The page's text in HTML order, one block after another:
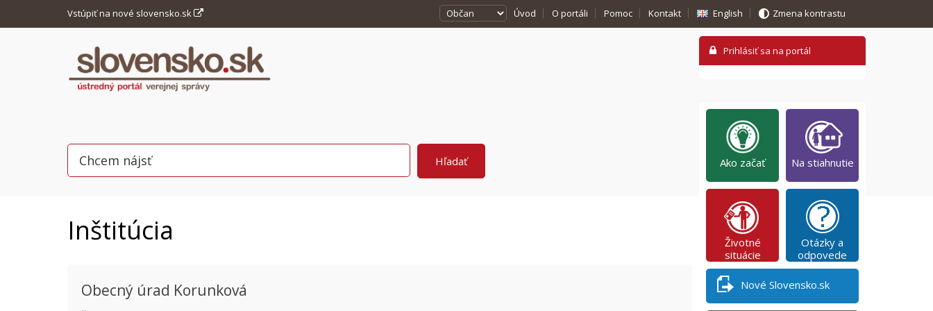
Vstúpiť na nové slovensko.sk Úvod O portáli Pomoc Kontakt English Zmena kontrastu
Inštitúcia
Obecný úrad Korunková
Ako začať Na stiahnutie
Životné
situácie
Otázky a
odpovede
Nové Slovensko.sk